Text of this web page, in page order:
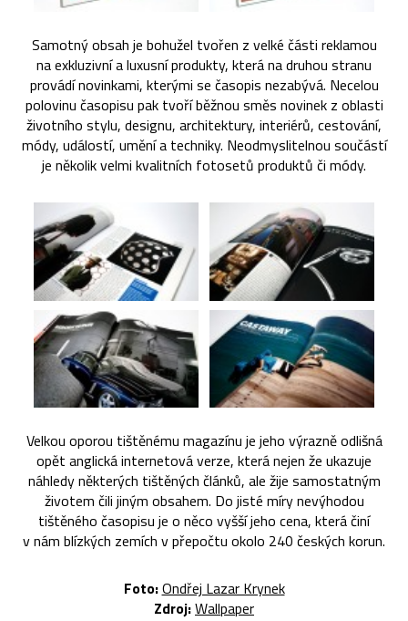
Samotný obsah je bohužel tvořen z velké části reklamou
na exkluzivní a luxusní produkty, která na druhou stranu
provádí novinkami, kterými se časopis nezabývá. Necelou
polovinu časopisu pak tvoří běžnou směs novinek z oblasti
životního stylu, designu, architektury, interiérů, cestování,
módy, událostí, umění a techniky. Neodmyslitelnou součástí
je několik velmi kvalitních fotosetů produktů či módy.
Velkou oporou tištěnému magazínu je jeho výrazně odlišná
opět anglická internetová verze, která nejen že ukazuje
náhledy některých tištěných článků, ale žije samostatným
životem čili jiným obsahem. Do jisté míry nevýhodou
tištěného časopisu je o něco vyšší jeho cena, která činí
v nám blízkých zemích v přepočtu okolo 240 českých korun.
Foto:Ondřej Lazar Krynek
Zdroj:Wallpaper